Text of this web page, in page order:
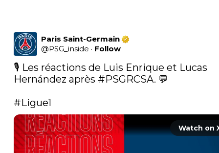
Paris Saint-Germain
@PSG_inside · Follow
🎙️ Les réactions de Luis Enrique et Lucas
Hernández après #PSGRCSA. 💬
#Ligue1
Watch on